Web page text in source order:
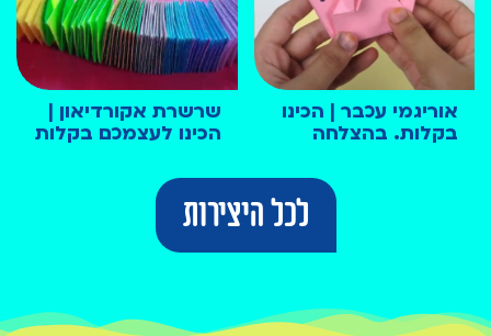
אוריגמי עכבר | הכינו
בקלות. בהצלחה
שרשרת אקורדיאון |
הכינו לעצמכם בקלות
לכל היצירות